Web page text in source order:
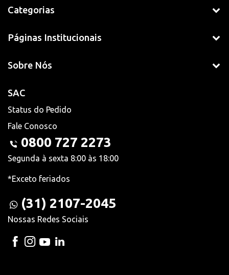
Categorias
Páginas Institucionais
Sobre Nós
SAC
Status do Pedido
Fale Conosco
0800 727 2273
Segunda à sexta 8:00 às 18:00
*Exceto feriados
(31) 2107-2045
Nossas Redes Sociais